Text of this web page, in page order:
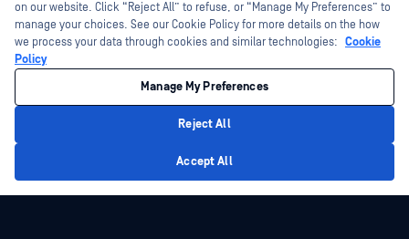
管道合作夥伴計劃 免費工具
©2026OPSWAT . 保留所有權利。OPSWAT、MetaDefender、Metascan、
MetaAccess、OPSWAT 、Trust no File. Trust No Device.、OPSWAT 、Protecting the
World's Critical Infrastructure、Deep CDR™ Technology、InQuest、InQuest標誌、
DFI、RetroHunt、Deep File Inspection 及 Join the Hunt 均為OPSWAT 之商標。第三
管理 Cookie 偏好
on our website. Click “Reject All” to refuse, or “Manage My Preferences” to
manage your choices. See our Cookie Policy for more details on the how
we process your data through cookies and similar technologies: Cookie
Policy
Manage My Preferences
Reject All
Accept All